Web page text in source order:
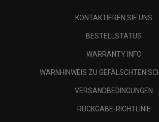
KONTAKTIEREN SIE UNS
BESTELLSTATUS
WARRANTY INFO
WARNHINWEIS ZU GEFÄLSCHTEN
VERSANDBEDINGUNGEN
RÜCKGABE-RICHTLINIE